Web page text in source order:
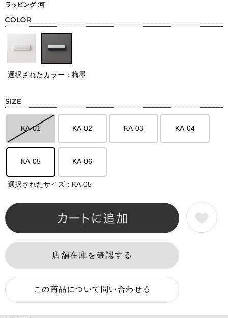
ラッピング :可
選択されたカラー：梅墨
KA-01 KA-02 KA-03 KA-04
KA-05 KA-06
選択されたサイズ：KA-05